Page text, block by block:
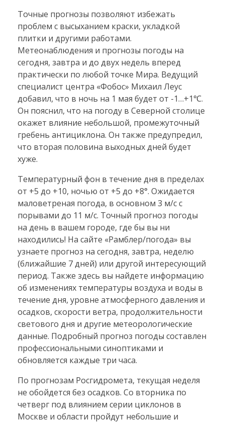
Точные прогнозы позволяют избежать
проблем с высыханием краски, укладкой
плитки и другими работами.
Метеонаблюдения и прогнозы погоды на
сегодня, завтра и до двух недель вперед
практически по любой точке Мира. Ведущий
специалист центра «Фобос» Михаил Леус
добавил, что в ночь на 1 мая будет от -1…+1℃.
Он пояснил, что на погоду в Северной столице
окажет влияние небольшой, промежуточный
гребень антициклона. Он также предупредил,
что вторая половина выходных дней будет
хуже.
Температурный фон в течение дня в пределах
от +5 до +10, ночью от +5 до +8°. Ожидается
маловетреная погода, в основном 3 м/с с
порывами до 11 м/с. Точный прогноз погоды
на день в вашем городе, где бы вы ни
находились! На сайте «Рамблер/погода» вы
узнаете прогноз на сегодня, завтра, неделю
(ближайшие 7 дней) или другой интересующий
период. Также здесь вы найдете информацию
об изменениях температуры воздуха и воды в
течение дня, уровне атмосферного давления и
осадков, скорости ветра, продолжительности
светового дня и другие метеорологические
данные. Подробный прогноз погоды составлен
профессиональными синоптиками и
обновляется каждые три часа.
По прогнозам Росгидромета, текущая неделя
не обойдется без осадков. Со вторника по
четверг под влиянием серии циклонов в
Москве и области пройдут небольшие и